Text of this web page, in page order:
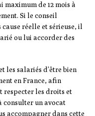
maximum de 12 mois à
Si le conseil
réelle et sérieuse, il
ou lui accorder des
les salariés d’être bien
en France, afin
respecter les droits et
consulter un avocat
accompagner dans cette